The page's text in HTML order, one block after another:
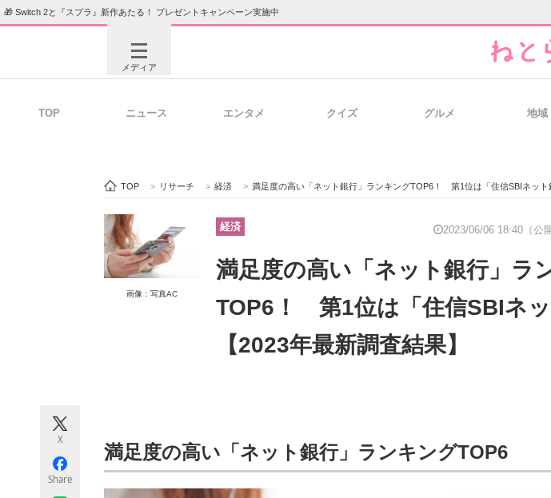
🎁 Switch 2と『スプラ』新作あたる！ プレゼントキャンペーン実施中
メディア
ビジネスと働き方のヒント
ITエンジニア向け専門サイト
ちょっと気になるネットの話題
TOP ニュース エンタメ クイズ グルメ 地域
TOP > リサーチ > 経済 > 満足度の高い「ネット銀行」ランキングTOP6！ 第1位は「住信SBIネット
画像：写真AC
経済 2023/06/06 18:40（公開
満足度の高い「ネット銀行」ラ
TOP6！ 第1位は「住信SBIネッ
【2023年最新調査結果】
X
Share
満足度の高い「ネット銀行」ランキングTOP6